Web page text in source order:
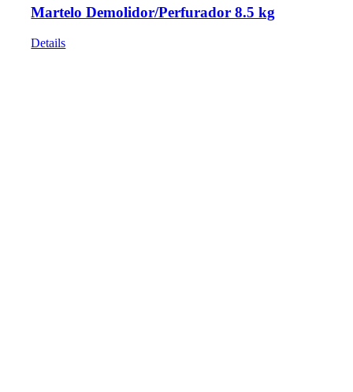
Martelo Demolidor/Perfurador 8.5 kg
Details